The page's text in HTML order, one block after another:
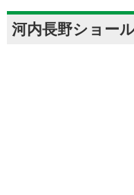
河内長野ショー